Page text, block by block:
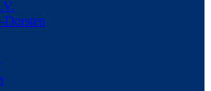
Dorsten